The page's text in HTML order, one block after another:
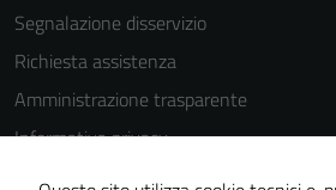
Segnalazione disservizio
Richiesta assistenza
Amministrazione trasparente
Informativa privacy
Cookie Policy